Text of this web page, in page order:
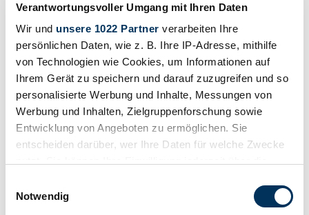
Verantwortungsvoller Umgang mit Ihren Daten
Wir und unsere 1022 Partner verarbeiten Ihre
persönlichen Daten, wie z. B. Ihre IP-Adresse, mithilfe
von Technologien wie Cookies, um Informationen auf
Ihrem Gerät zu speichern und darauf zuzugreifen und so
personalisierte Werbung und Inhalte, Messungen von
Werbung und Inhalten, Zielgruppenforschung sowie
Entwicklung von Angeboten zu ermöglichen. Sie
entscheiden darüber, wer Ihre Daten für welche Zwecke
Trigger Symbol ändern oder widerrufen
Notwendig